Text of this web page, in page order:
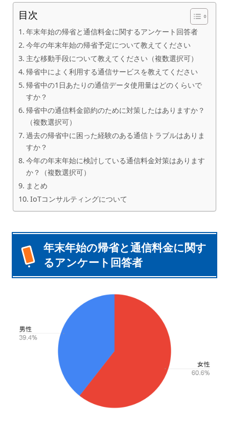
目次
年末年始の帰省と通信料金に関するアンケート回答者
今年の年末年始の帰省予定について教えてください
主な移動手段について教えてください（複数選択可）
帰省中によく利用する通信サービスを教えてください
帰省中の1日あたりの通信データ使用量はどのくらいで
すか？
帰省中の通信料金節約のために対策したはありますか？
（複数選択可）
過去の帰省中に困った経験のある通信トラブルはありま
すか？
今年の年末年始に検討している通信料金対策はあります
か？（複数選択可）
まとめ
IoTコンサルティングについて
年末年始の帰省と通信料金に関す
るアンケート回答者